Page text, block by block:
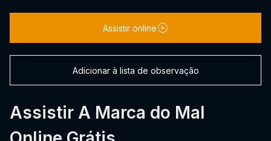
Assistir A Marca do Mal
Assistir online
Adicionar à lista de observação